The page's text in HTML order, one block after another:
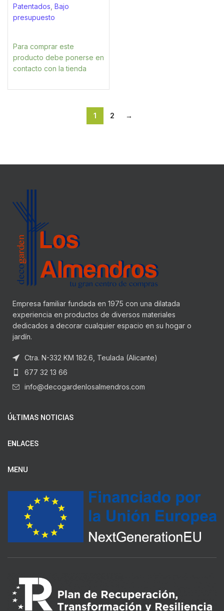
Patentados Bajo
presupuesto
Para comprar este
producto debe ponerse en
contacto con la tienda
1 2 →
Empresa familiar fundada en 1975 con una dilatada
experiencia en productos de diversos materiales
dedicados a decorar cualquier espacio en su hogar o
jardín.
Ctra. N-332 KM 182.6, Teulada (Alicante)
677 32 13 66
info@decogardenlosalmendros.com
ÚLTIMAS NOTICIAS
ENLACES
MENU